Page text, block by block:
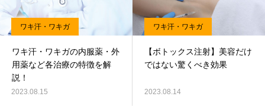
ワキ汗・ワキガ
ワキ汗・ワキガの内服薬・外
用薬など各治療の特徴を解
説！
2023.08.15
ワキ汗・ワキガ
【ボトックス注射】美容だけ
ではない驚くべき効果
2023.08.14